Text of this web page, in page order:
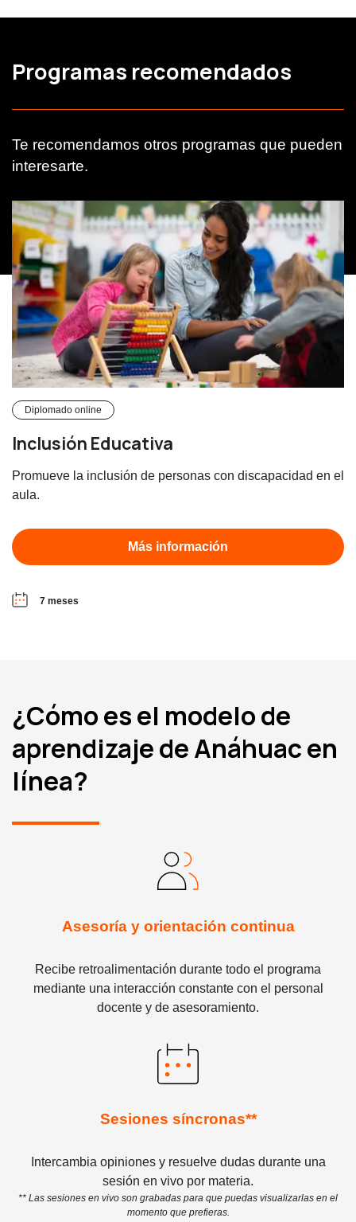
Programas recomendados
Te recomendamos otros programas que pueden
interesarte.
Diplomado online
Inclusión Educativa
Promueve la inclusión de personas con discapacidad en el
aula.
Más información
7 meses
¿Cómo es el modelo de
aprendizaje de Anáhuac en
línea?
Asesoría y orientación continua
Recibe retroalimentación durante todo el programa
mediante una interacción constante con el personal
docente y de asesoramiento.
Sesiones síncronas**
Intercambia opiniones y resuelve dudas durante una
sesión en vivo por materia.
** Las sesiones en vivo son grabadas para que puedas visualizarlas en el
momento que prefieras.